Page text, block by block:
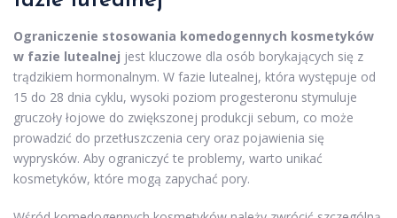
Ograniczenie stosowania komedogennych kosmetyków
w fazie lutealnej jest kluczowe dla osób borykających się z
trądzikiem hormonalnym. W fazie lutealnej, która występuje od
15 do 28 dnia cyklu, wysoki poziom progesteronu stymuluje
gruczoły łojowe do zwiększonej produkcji sebum, co może
prowadzić do przetłuszczenia cery oraz pojawienia się
wyprysków. Aby ograniczyć te problemy, warto unikać
kosmetyków, które mogą zapychać pory.